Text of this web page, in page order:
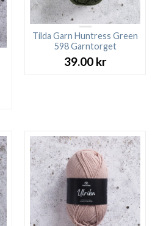
Tilda Garn Huntress Green
598 Garntorget
39.00 kr